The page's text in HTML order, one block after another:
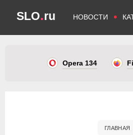
SLO.ru НОВОСТИ •
Opera 134
ГЛАВНАЯ